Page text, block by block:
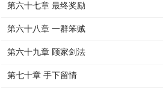
第六十七章 最终奖励
第六十八章 一群笨贼
第六十九章 顾家剑法
第七十章 手下留情